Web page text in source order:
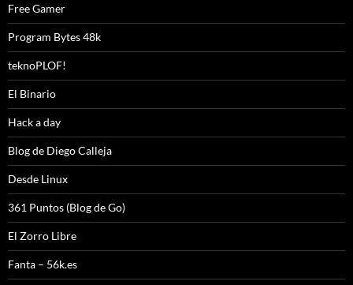
Free Gamer
Program Bytes 48k
teknoPLOF!
El Binario
Hack a day
Blog de Diego Calleja
Desde Linux
361 Puntos (Blog de Go)
El Zorro Libre
Fanta – 56k.es